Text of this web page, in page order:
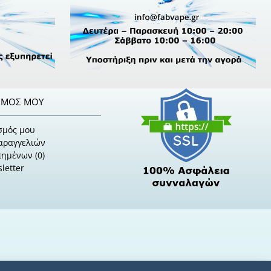
ΜΟΥ
μου
(0)